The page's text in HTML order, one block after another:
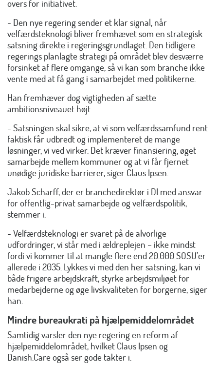
overs for initiativet.
- Den nye regering sender et klar signal, når
velfærdsteknologi bliver fremhævet som en strategisk
satsning direkte i regeringsgrundlaget. Den tidligere
regerings planlagte strategi på området blev desværre
forsinket af flere omgange, så vi kan som branche ikke
vente med at få gang i samarbejdet med politikerne.
Han fremhæver dog vigtigheden af sætte
ambitionsniveauet højt.
- Satsningen skal sikre, at vi som velfærdssamfund rent
faktisk får udbredt og implementeret de mange
løsninger, vi ved virker. Det kræver finansiering, øget
samarbejde mellem kommuner og at vi får fjernet
unødige juridiske barrierer, siger Claus Ipsen.
Jakob Scharff, der er branchedirektør i DI med ansvar
for offentlig-privat samarbejde og velfærdspolitik,
stemmer i.
- Velfærdsteknologi er svaret på de alvorlige
udfordringer, vi står med i ældreplejen – ikke mindst
fordi vi kommer til at mangle flere end 20.000 SOSU’er
allerede i 2035. Lykkes vi med den her satsning, kan vi
både frigøre arbejdskraft, styrke arbejdsmiljøet for
medarbejderne og øge livskvaliteten for borgerne, siger
han.
Mindre bureaukrati på hjælpemiddelområdet
Samtidig varsler den nye regering en reform af
hjælpemiddelområdet, hvilket Claus Ipsen og
Danish.Care også ser gode takter i.